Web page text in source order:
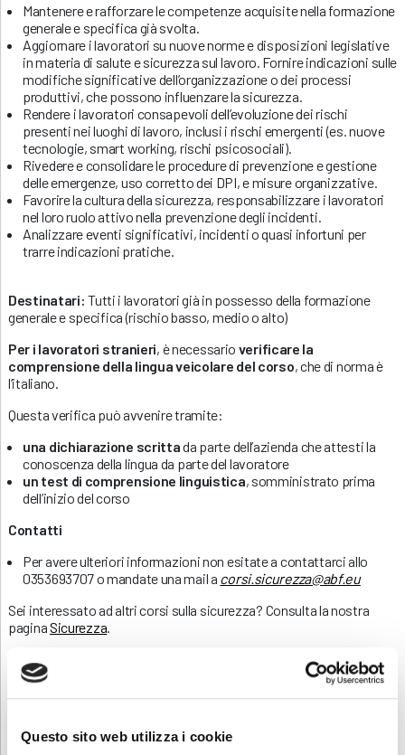
Questo sito web utilizza i cookie
Mantenere e rafforzare le competenze acquisite nella formazione
generale e specifica già svolta.
Aggiornare i lavoratori su nuove norme e disposizioni legislative
in materia di salute e sicurezza sul lavoro. Fornire indicazioni sulle
modifiche significative dell’organizzazione o dei processi
produttivi, che possono influenzare la sicurezza.
Rendere i lavoratori consapevoli dell’evoluzione dei rischi
presenti nei luoghi di lavoro, inclusi i rischi emergenti (es. nuove
tecnologie, smart working, rischi psicosociali).
Rivedere e consolidare le procedure di prevenzione e gestione
delle emergenze, uso corretto dei DPI, e misure organizzative.
Favorire la cultura della sicurezza, responsabilizzare i lavoratori
nel loro ruolo attivo nella prevenzione degli incidenti.
Analizzare eventi significativi, incidenti o quasi infortuni per
trarre indicazioni pratiche.
Destinatari: Tutti i lavoratori già in possesso della formazione
generale e specifica (rischio basso, medio o alto)
Per i lavoratori stranieri, è necessario verificare la
comprensione della lingua veicolare del corso, che di norma è
l’italiano.
Questa verifica può avvenire tramite:
una dichiarazione scrittada parte dell’azienda che attesti la
conoscenza della lingua da parte del lavoratore
un test di comprensione linguistica, somministrato prima
dell’inizio del corso
Contatti
Per avere ulteriori informazioni non esitate a contattarci allo
0353693707 o mandate una mail a corsi.sicurezza@abf.eu
Sei interessato ad altri corsi sulla sicurezza? Consulta la nostra
paginaSicurezza
INFORMATIVA RELATIVA AL CONTRATTO
ISCRIZIONE